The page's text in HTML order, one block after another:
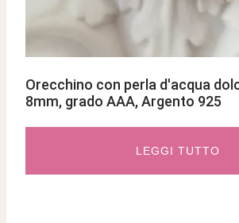
Orecchino con perla d'acqua
8mm, grado AAA, Argento 925
LEGGI TUTTO